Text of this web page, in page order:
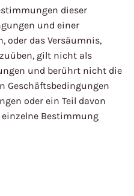
dieser
und einer
oder das Versäumnis,
gilt nicht als
und berührt nicht die
Geschäftsbedingungen
oder ein Teil davon
einzelne Bestimmung